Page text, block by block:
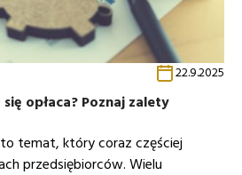
22.9.2025
opłaca? Poznaj zalety
temat, który coraz częściej
przedsiębiorców. Wielu